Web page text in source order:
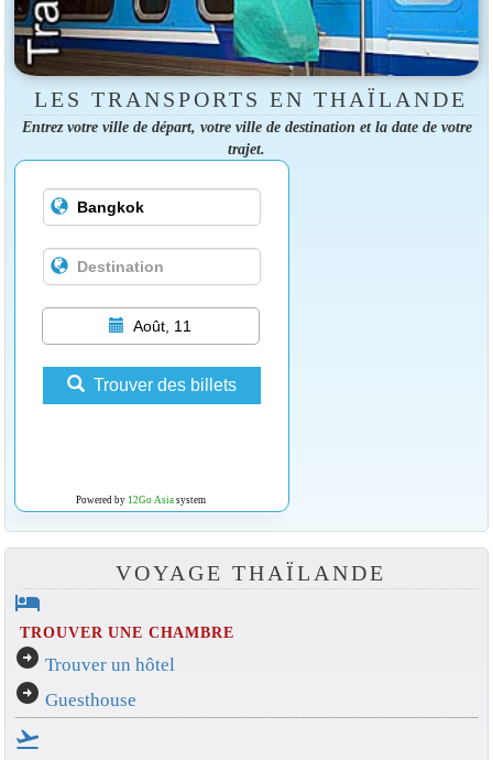
LES TRANSPORTS EN THAÏLANDE
Entrez votre ville de départ, votre ville de destination et la date de votre
trajet.
Août, 11
Trouver des billets
Powered by 12Go Asiasystem
VOYAGE THAÏLANDE
hotel
TROUVER UNE CHAMBRE
arrow_circle_right Trouver un hôtel
arrow_circle_right Guesthouse
flight_takeoff